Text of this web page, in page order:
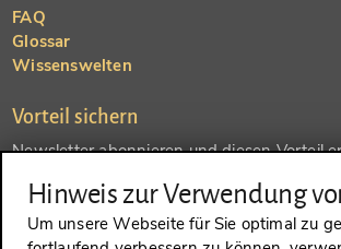
FAQ
Glossar
Wissenswelten
Vorteil sichern
Newsletter abonnieren und diesen Vorteil
Hinweis zur Verwendung
Um unsere Webseite für Sie optimal zu